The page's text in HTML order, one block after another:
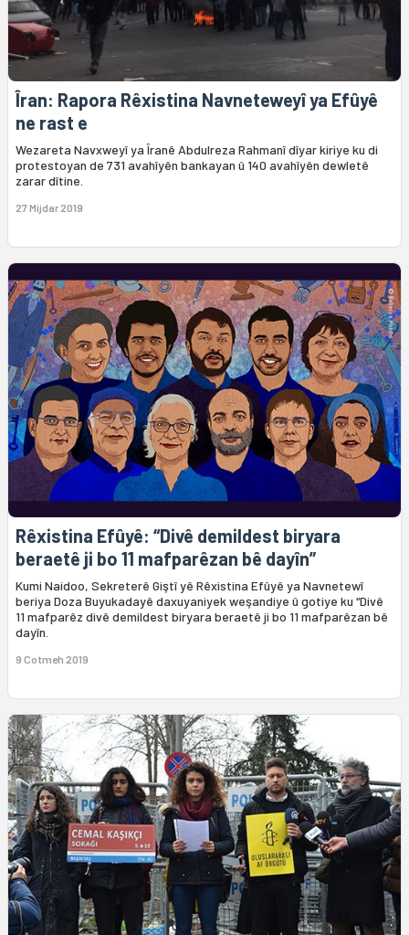
Îran: Rapora Rêxistina Navneteweyî ya Efûyê
ne rast e
Wezareta Navxweyî ya Îranê Abdulreza Rahmanî dîyar kiriye ku di
protestoyan de 731 avahîyên bankayan û 140 avahîyên dewletê
zarar dîtine.
27 Mijdar 2019
Rêxistina Efûyê: “Divê demildest biryara
beraetê ji bo 11 mafparêzan bê dayîn”
Kumi Naidoo, Sekreterê Giştî yê Rêxistina Efûyê ya Navnetewî
beriya Doza Buyukadayê daxuyaniyek weşandiye û gotiye ku “Divê
11 mafparêz divê demildest biryara beraetê ji bo 11 mafparêzan bê
dayîn.
9 Cotmeh 2019